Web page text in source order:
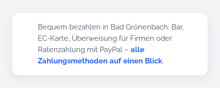
Bequem bezahlen in Bad Grönenbach: Bar,
EC-Karte, Überweisung für Firmen oder
Ratenzahlung mit PayPal –alle
Zahlungsmethoden auf einen Blick.